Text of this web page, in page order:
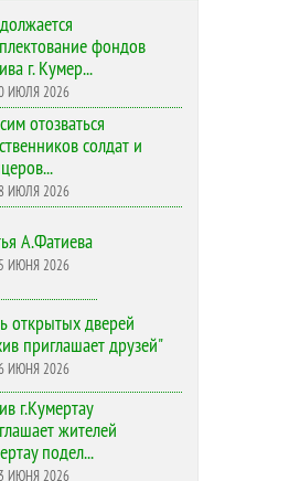
фондов
г. Кумер...
ИЮЛЯ 2026
отозваться
солдат и
ИЮЛЯ 2026
А.Фатиева
ИЮНЯ 2026
открытых дверей
приглашает друзей"
ИЮНЯ 2026
г.Кумертау
жителей
подел...
ИЮНЯ 2026